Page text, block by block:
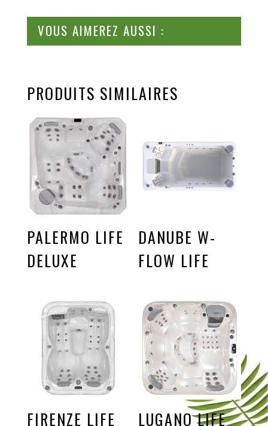
VOUS AIMEREZ AUSSI :
PRODUITS SIMILAIRES
PALERMO LIFE
DELUXE
DANUBE W-
FLOW LIFE
FIRENZE LIFE
LUGANO LIFE